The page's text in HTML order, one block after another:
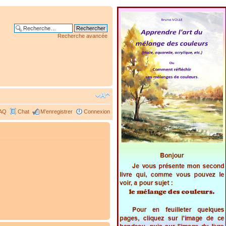
Recherche avancée
Chat M’enregistrer Connexion